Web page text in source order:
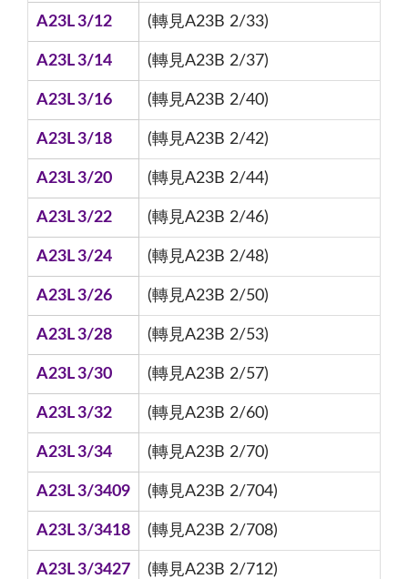
A23L 3/12 (轉見A23B 2/33)
A23L 3/14 (轉見A23B 2/37)
A23L 3/16 (轉見A23B 2/40)
A23L 3/18 (轉見A23B 2/42)
A23L 3/20 (轉見A23B 2/44)
A23L 3/22 (轉見A23B 2/46)
A23L 3/24 (轉見A23B 2/48)
A23L 3/26 (轉見A23B 2/50)
A23L 3/28 (轉見A23B 2/53)
A23L 3/30 (轉見A23B 2/57)
A23L 3/32 (轉見A23B 2/60)
A23L 3/34 (轉見A23B 2/70)
A23L 3/3409 (轉見A23B 2/704)
A23L 3/3418 (轉見A23B 2/708)
A23L 3/3427 (轉見A23B 2/712)